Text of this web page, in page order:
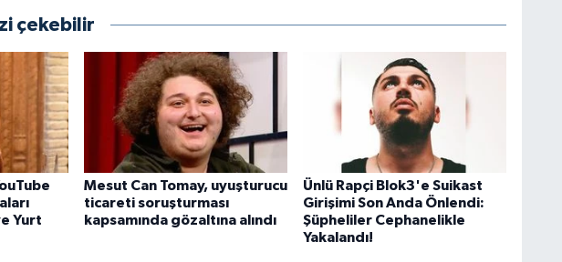
çekebilir
Yurt
Mesut Can Tomay, uyuşturucu
ticareti soruşturması
kapsamında gözaltına alındı
Ünlü Rapçi Blok3'e Suikast
Girişimi Son Anda Önlendi:
Şüpheliler Cephanelikle
Yakalandı!